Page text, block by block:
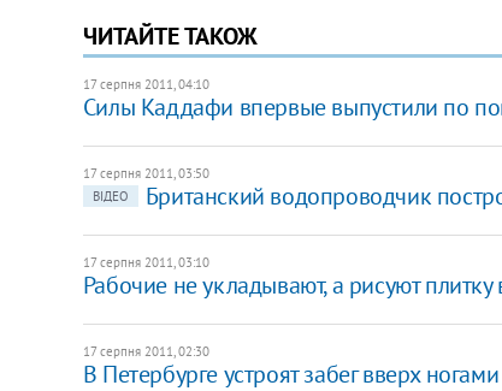
ЧИТАЙТЕ ТАКОЖ
17 серпня 2011, 04:10
Силы Каддафи впервые выпустили по
17 серпня 2011, 03:50
ВІДЕО
Британский водопроводчик
17 серпня 2011, 03:10
Рабочие не укладывают, а рисуют
17 серпня 2011, 02:30
В Петербурге устроят забег вверх ногами